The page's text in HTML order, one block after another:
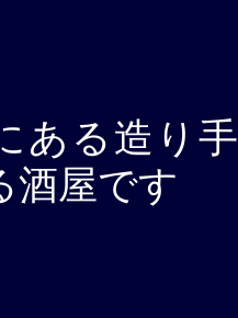
ある造り手
酒屋です